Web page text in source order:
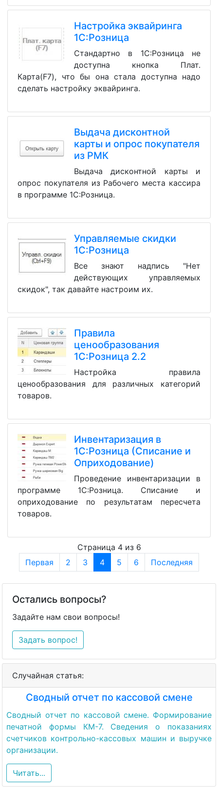
Настройка эквайринга
1С:Розница
Стандартно в 1С:Розница не
доступна кнопка Плат.
Карта(F7), что бы она стала доступна надо
сделать настройку эквайринга.
Выдача дисконтной
карты и опрос покупателя
из РМК
Выдача дисконтной карты и
опрос покупателя из Рабочего места кассира
в программе 1С:Розница.
Управляемые скидки
1С:Розница
Все знают надпись "Нет
действующих управляемых
скидок", так давайте настроим их.
Правила
ценообразования
1С:Розница 2.2
Настройка правила
ценообразования для различных категорий
товаров.
Инвентаризация в
1С:Розница (Списание и
Оприходование)
Проведение инвентаризации в
программе 1С:Розница. Списание и
оприходование по результатам пересчета
товаров.
Страница 4 из 6
Первая
2 3 4 5 6 Последняя
Остались вопросы?
Задайте нам свои вопросы!
Задать вопрос!
Случайная статья:
Cводный отчет по кассовой смене
Сводный отчет по кассовой смене. Формирование
печатной формы КМ-7. Сведения о показаниях
счетчиков контрольно-кассовых машин и выручке
организации.
Читать...